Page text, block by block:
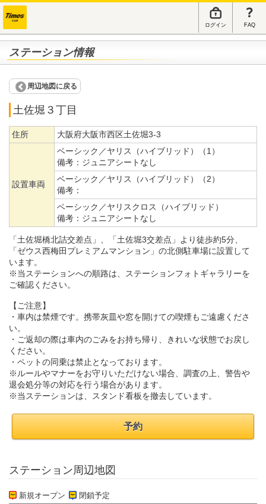
ログイン FAQ
ステーション情報
周辺地図に戻る
土佐堀３丁目
住所 大阪府大阪市西区土佐堀3-3
設置車両
ベーシック／ヤリス（ハイブリッド）（1）
備考： ジュニアシートなし
ベーシック／ヤリス（ハイブリッド）（2）
備考：
ベーシック／ヤリスクロス（ハイブリッド）
備考： ジュニアシートなし
「土佐堀橋北詰交差点」、「土佐堀3交差点」より徒歩約5分、
「ゼウス西梅田プレミアムマンション」の北側駐車場に設置して
います。
※当ステーションへの順路は、ステーションフォトギャラリーを
ご確認ください。
【ご注意】
・車内は禁煙です。携帯灰皿や窓を開けての喫煙もご遠慮くださ
い。
・ご返却の際は車内のごみをお持ち帰り、きれいな状態でお戻し
ください。
・ペットの同乗は禁止となっております。
※ルールやマナーをお守りいただけない場合、調査の上、警告や
退会処分等の対応を行う場合があります。
※当ステーションは、スタンド看板を撤去しています。
予約
ステーション周辺地図
新規オープン 閉鎖予定